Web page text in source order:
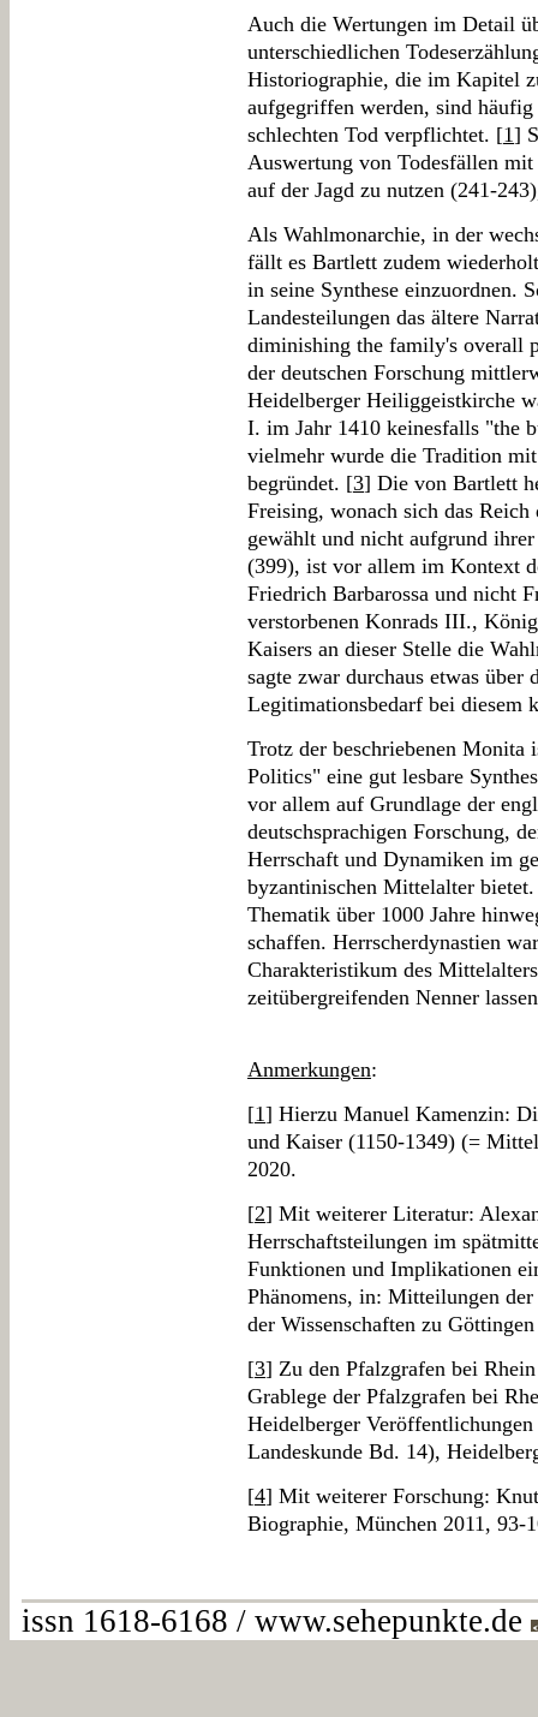
Auch die Wertungen im Detail
unterschiedlichen
Historiographie, die im Kapitel
aufgegriffen werden, sind
schlechten Tod verpflichtet. [1]
Auswertung von Todesfällen
auf der Jagd zu nutzen (241-
Als Wahlmonarchie, in der
fällt es Bartlett zudem
in seine Synthese einzuordnen.
Landesteilungen das ältere
diminishing the family's overall
der deutschen Forschung
Heidelberger Heiliggeistkirche
I. im Jahr 1410 keinesfalls "the
vielmehr wurde die Tradition
begründet. [3] Die von Bartlett
Freising, wonach sich das
gewählt und nicht aufgrund
(399), ist vor allem im Kontext
Friedrich Barbarossa und nicht
verstorbenen Konrads III.,
Kaisers an dieser Stelle die
sagte zwar durchaus etwas über
Legitimationsbedarf bei diesem
Trotz der beschriebenen
Politics" eine gut lesbare
vor allem auf Grundlage der
deutschsprachigen Forschung,
Herrschaft und Dynamiken im
byzantinischen Mittelalter
Thematik über 1000 Jahre
schaffen. Herrscherdynastien
Charakteristikum des
zeitübergreifenden Nenner
Anmerkungen:
[1] Hierzu Manuel Kamenzin:
und Kaiser (1150-1349) (=
2020.
[2] Mit weiterer Literatur:
Herrschaftsteilungen im
Funktionen und Implikationen
Phänomens, in: Mitteilungen
der Wissenschaften zu
[3] Zu den Pfalzgrafen bei
Grablege der Pfalzgrafen bei
Heidelberger
Landeskunde Bd. 14),
[4] Mit weiterer Forschung:
Biographie, München 2011, 93-
issn 1618-6168 / www.sehepunkte.de